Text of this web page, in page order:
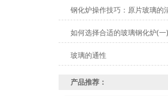
钢化炉操作技巧：原片玻璃的
如何选择合适的玻璃钢化炉(一)
玻璃的通性
产品推荐：